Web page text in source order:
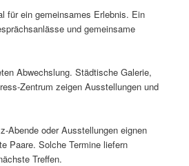
für ein gemeinsames Erlebnis. Ein
und gemeinsame
Abwechslung. Städtische Galerie,
Zentrum zeigen Ausstellungen und
Abende oder Ausstellungen eignen
Paare. Solche Termine liefern
Treffen.